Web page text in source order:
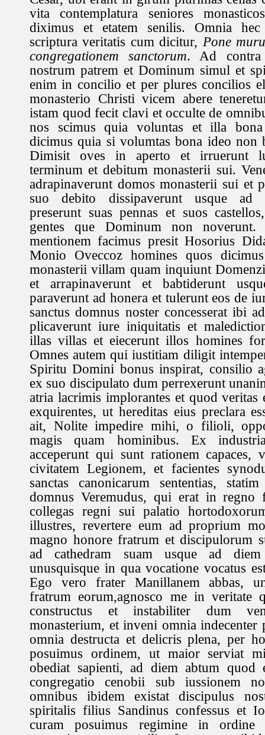
vita contemplatura seniores
diximus et etatem senilis. Omnia
scriptura veritatis cum dicitur, Pone
congregationem sanctorum. Ad contra
nostrum patrem et Dominum simul et
enim in concilio et per plures concilios
monasterio Christi vicem abere
istam quod fecit clavi et occulte de
nos scimus quia voluntas et illa
dicimus quia si volumtas bona ideo non
Dimisit oves in aperto et irruerunt
terminum et debitum monasterii sui.
adrapinaverunt domos monasterii sui et
suo debito dissipaverunt usque ad
preserunt suas pennas et suos
gentes que Dominum non
mentionem facimus presit Hosorius
Monio Oveccoz homines quos
monasterii villam quam inquiunt
et arrapinaverunt et babtiderunt
paraverunt ad honera et tulerunt eos de
sanctus domnus noster concesserat ibi
plicaverunt iure iniquitatis et
illas villas et eiecerunt illos homines
Omnes autem qui iustitiam diligit
Spiritu Domini bonus inspirat, consilio
ex suo discipulato dum perrexerunt
atria lacrimis implorantes et quod veritas
exquirentes, ut hereditas eius preclara
ait, Nolite impedire mihi, o filioli,
magis quam hominibus. Ex
acceperunt qui sunt rationem capaces,
civitatem Legionem, et facientes
sanctas canonicarum sententias,
domnus Veremudus, qui erat in regno
collegas regni sui palatio
illustres, revertere eum ad proprium
magno honore fratrum et discipulorum
ad cathedram suam usque ad
unusquisque in qua vocatione vocatus
Ego vero frater Manillanem abbas,
fratrum eorum,agnosco me in veritate
constructus et instabiliter dum
monasterium, et inveni omnia
omnia destructa et delicris plena, per
posuimus ordinem, ut maior serviat
obediat sapienti, ad diem abtum quod
congregatio cenobii sub iussionem
omnibus ibidem existat discipulus
spiritalis filius Sandinus confessus et
curam posuimus regimine in